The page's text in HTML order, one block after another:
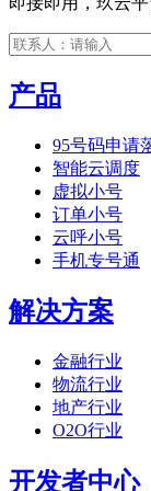
产品
95号码申请
智能云调度
虚拟小号
订单小号
云呼小号
手机专号通
解决方案
金融行业
物流行业
地产行业
O2O行业
开发者中心